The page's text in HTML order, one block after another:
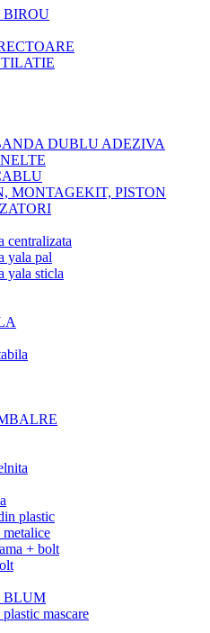
BIROU
DUBLU ADEZIVA
MONTAGEKIT, PISTON
centralizata
yala pal
yala sticla
plastic
+ bolt
BLUM
mascare